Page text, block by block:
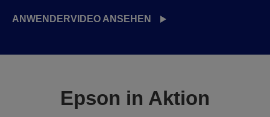
ANWENDERVIDEO ANSEHEN
Epson in Aktion